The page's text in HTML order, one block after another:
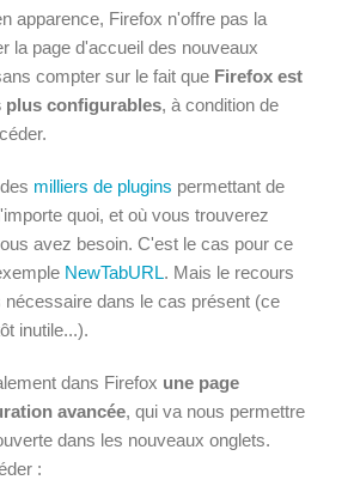
apparence, Firefox n'offre pas la
la page d'accueil des nouveaux
compter sur le fait que Firefox est
plus configurables, à condition de
milliers de plugins permettant de
quoi, et où vous trouverez
avez besoin. C'est le cas pour ce
NewTabURL. Mais le recours
nécessaire dans le cas présent (ce
inutile...).
dans Firefox une page
avancée, qui va nous permettre
dans les nouveaux onglets.
: